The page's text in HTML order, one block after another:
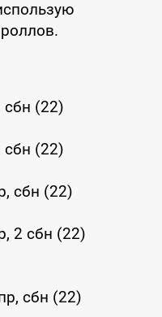
сбн (22)
сбн (22)
сбн (22)
2 сбн (22)
сбн (22)